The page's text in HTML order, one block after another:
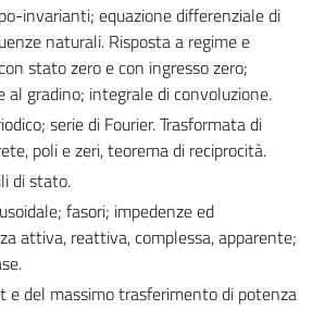
invarianti; equazione differenziale di
naturali. Risposta a regime e
stato zero e con ingresso zero;
al gradino; integrale di convoluzione.
serie di Fourier. Trasformata di
poli e zeri, teorema di reciprocità.
di stato.
fasori; impedenze ed
attiva, reattiva, complessa, apparente;
e del massimo trasferimento di potenza